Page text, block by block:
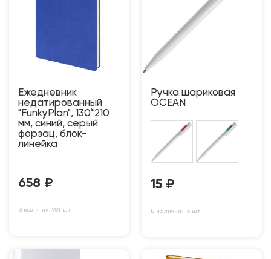
Ежедневник
недатированный
"FunkyPlan", 130*210
мм, синий, серый
форзац, блок-
линейка
658 ₽
В наличии: 981 шт
Ручка шариковая
OCEAN
15 ₽
В наличии: 16 шт